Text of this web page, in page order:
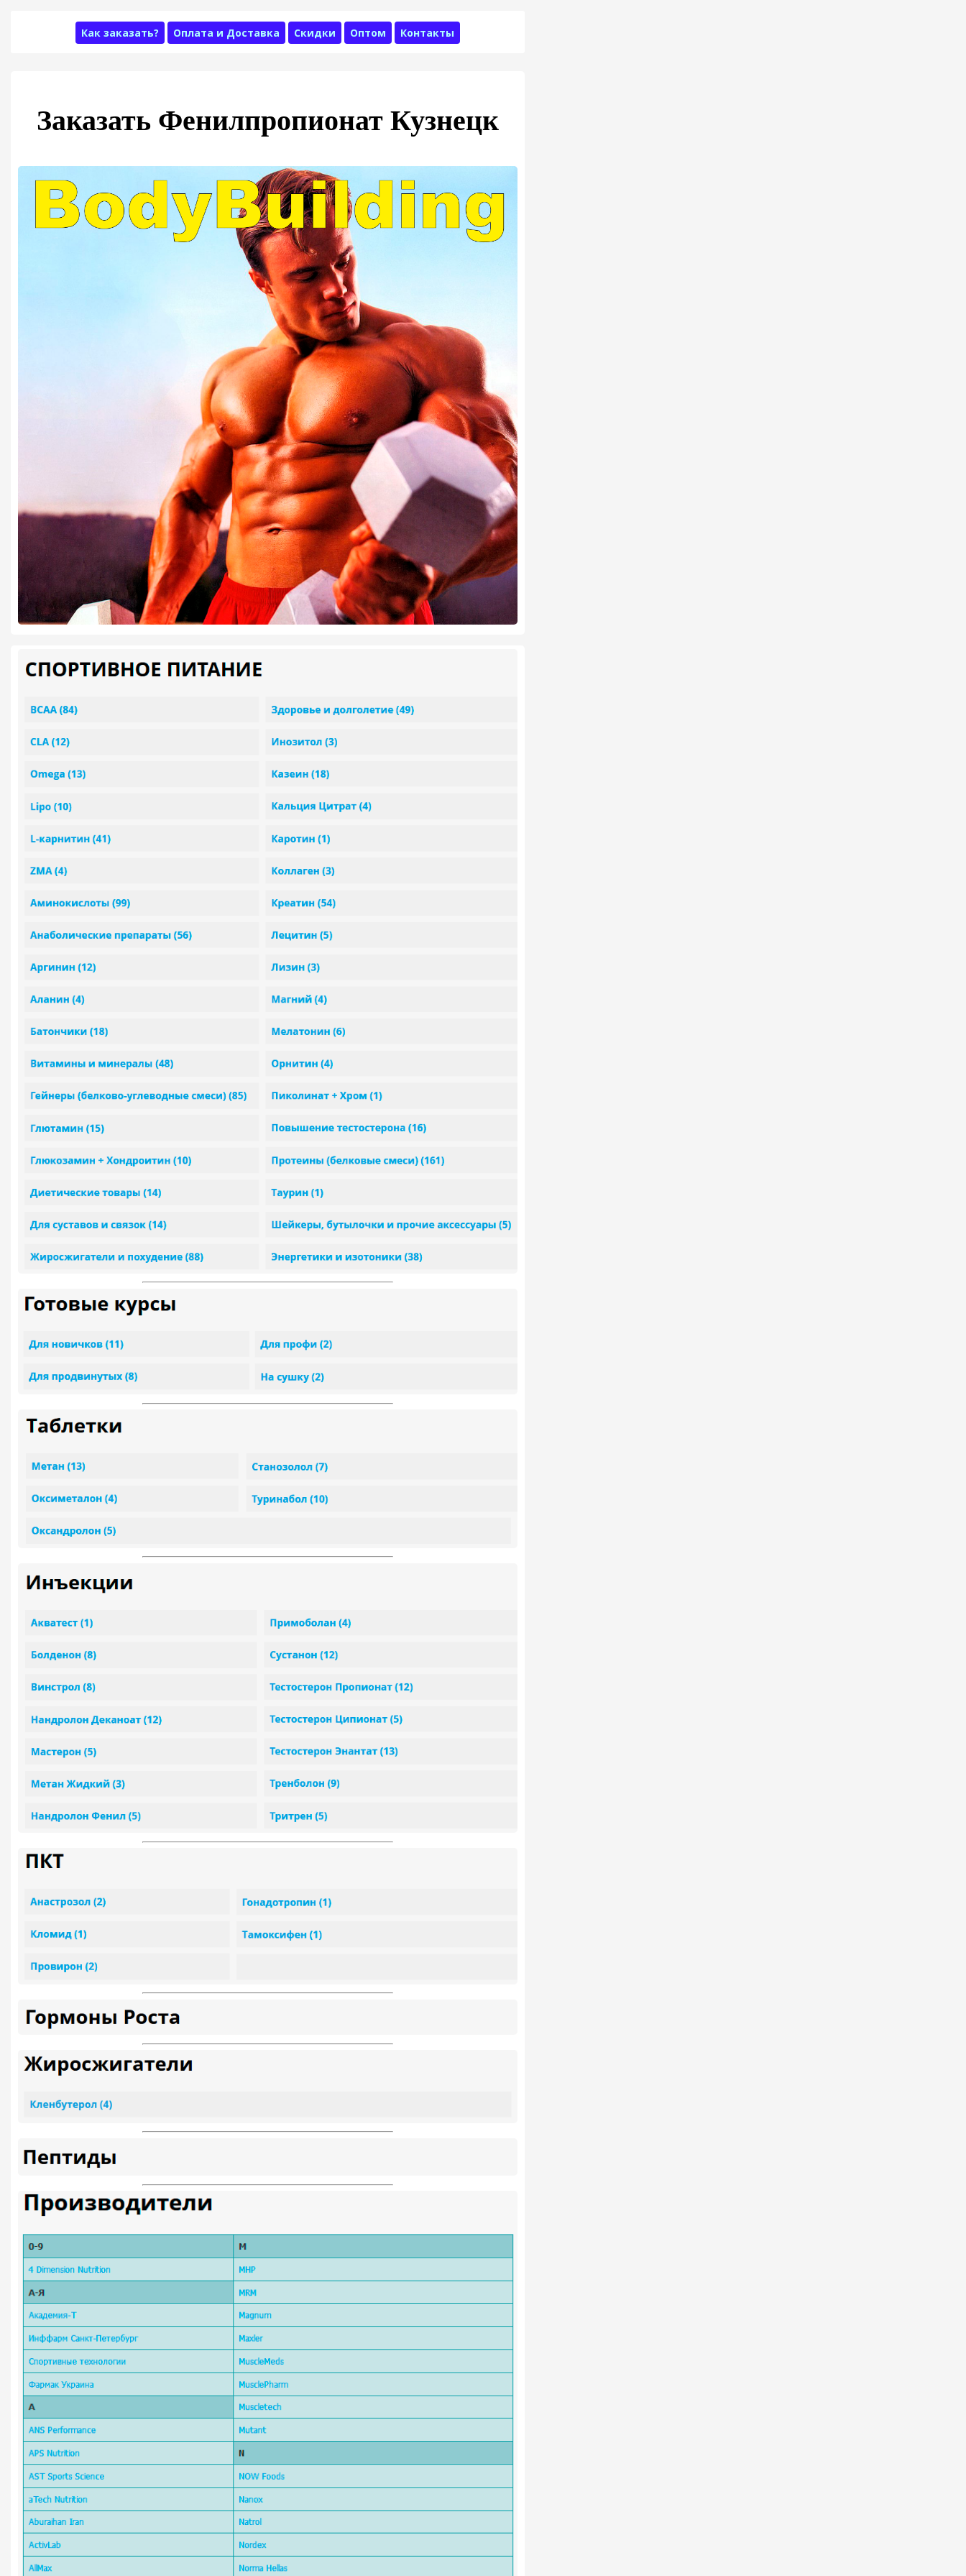
Как заказать? Оплата и Доставка Скидки Оптом Контакты
Заказать Фенилпропионат Кузнецк